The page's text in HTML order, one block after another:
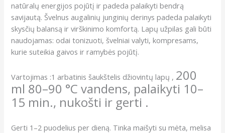
natūralų energijos pojūtį ir padeda palaikyti bendrą
savijautą. Švelnus augalinių junginių derinys padeda palaikyti
skysčių balansą ir virškinimo komfortą. Lapų užpilas gali būti
naudojamas: odai tonizuoti, švelniai valyti, kompresams,
kurie suteikia gaivos ir ramybės pojūtį.
Vartojimas :1 arbatinis šaukštelis džiovintų lapų , 200
ml 80–90 °C vandens, palaikyti 10–
15 min., nukošti ir gerti .
Gerti 1–2 puodelius per dieną. Tinka maišyti su mėta, melisa